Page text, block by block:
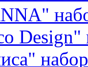
Design"